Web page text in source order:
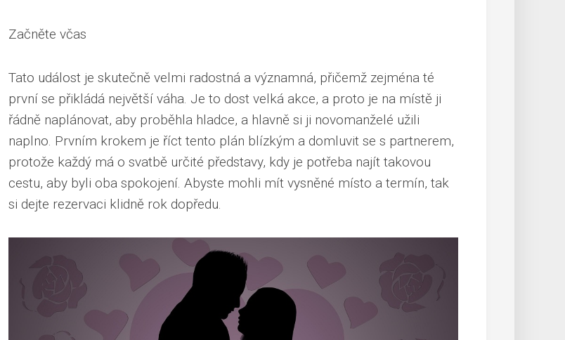
Začněte včas
Tato událost je skutečně velmi radostná a významná, přičemž zejména té
první se přikládá největší váha. Je to dost velká akce, a proto je na místě ji
řádně naplánovat, aby proběhla hladce, a hlavně si ji novomanželé užili
naplno. Prvním krokem je říct tento plán blízkým a domluvit se s partnerem,
protože každý má o svatbě určité představy, kdy je potřeba najít takovou
cestu, aby byli oba spokojení. Abyste mohli mít vysněné místo a termín, tak
si dejte rezervaci klidně rok dopředu.